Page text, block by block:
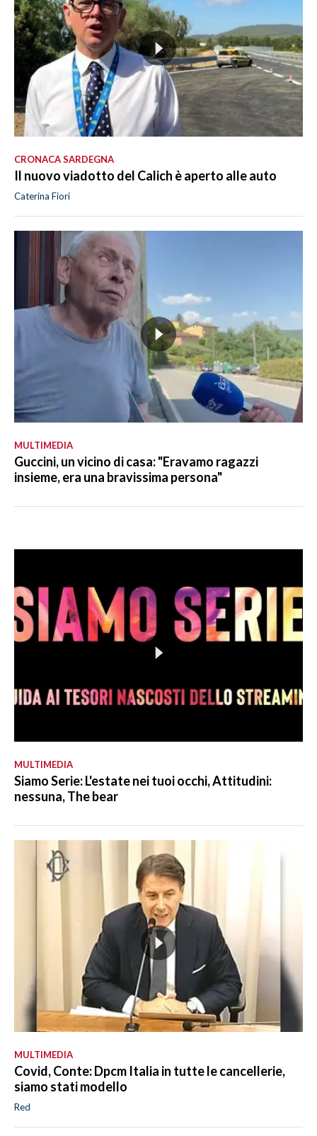
CRONACA SARDEGNA
Il nuovo viadotto del Calich è aperto alle auto
Caterina Fiori
MULTIMEDIA
Guccini, un vicino di casa: "Eravamo ragazzi
insieme, era una bravissima persona"
MULTIMEDIA
Siamo Serie: L'estate nei tuoi occhi, Attitudini:
nessuna, The bear
MULTIMEDIA
Covid, Conte: Dpcm Italia in tutte le cancellerie,
siamo stati modello
Red